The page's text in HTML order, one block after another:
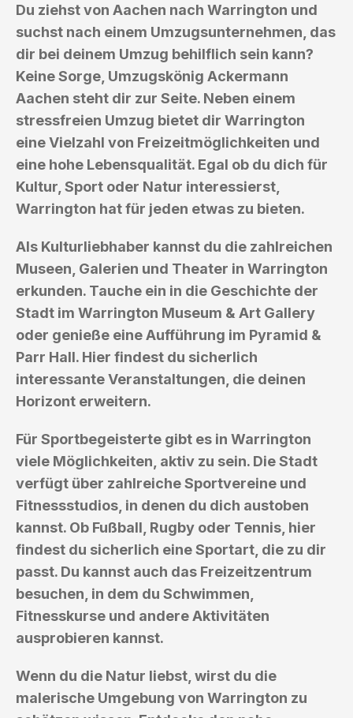
Du ziehst von Aachen nach Warrington und
suchst nach einem Umzugsunternehmen, das
dir bei deinem Umzug behilflich sein kann?
Keine Sorge, Umzugskönig Ackermann
Aachen steht dir zur Seite. Neben einem
stressfreien Umzug bietet dir Warrington
eine Vielzahl von Freizeitmöglichkeiten und
eine hohe Lebensqualität. Egal ob du dich für
Kultur, Sport oder Natur interessierst,
Warrington hat für jeden etwas zu bieten.
Als Kulturliebhaber kannst du die zahlreichen
Museen, Galerien und Theater in Warrington
erkunden. Tauche ein in die Geschichte der
Stadt im Warrington Museum & Art Gallery
oder genieße eine Aufführung im Pyramid &
Parr Hall. Hier findest du sicherlich
interessante Veranstaltungen, die deinen
Horizont erweitern.
Für Sportbegeisterte gibt es in Warrington
viele Möglichkeiten, aktiv zu sein. Die Stadt
verfügt über zahlreiche Sportvereine und
Fitnessstudios, in denen du dich austoben
kannst. Ob Fußball, Rugby oder Tennis, hier
findest du sicherlich eine Sportart, die zu dir
passt. Du kannst auch das Freizeitzentrum
besuchen, in dem du Schwimmen,
Fitnesskurse und andere Aktivitäten
ausprobieren kannst.
Wenn du die Natur liebst, wirst du die
malerische Umgebung von Warrington zu